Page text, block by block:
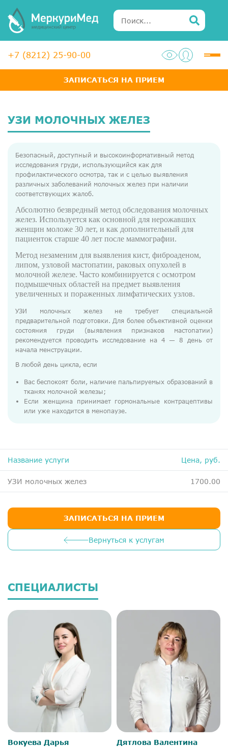
+7 (8212) 25-90-00
ЗАПИСАТЬСЯ НА ПРИЕМ
Услуги
Диагностика
ЛОР-центр
Анализы
О компании
Новости
УЗИ МОЛОЧНЫХ ЖЕЛЕЗ
Безопасный, доступный и высокоинформативный метод
исследования груди, использующийся как для
профилактического осмотра, так и с целью выявления
различных заболеваний молочных желез при наличии
соответствующих жалоб.
Абсолютно безвредный метод обследования молочных
желез. Используется как основной для нерожавших
женщин моложе 30 лет, и как дополнительный для
пациенток старше 40 лет после маммографии.
Метод незаменим для выявления кист, фиброаденом,
липом, узловой мастопатии, раковых опухолей в
молочной железе. Часто комбинируется с осмотром
подмышечных областей на предмет выявления
увеличенных и пораженных лимфатических узлов.
УЗИ молочных желез не требует специальной
предварительной подготовки. Для более объективной оценки
состояния груди (выявления признаков мастопатии)
рекомендуется проводить исследование на 4 — 8 день от
начала менструации.
В любой день цикла, если
Вас беспокоят боли, наличие пальпируемых образований в
тканях молочной железы;
Если женщина принимает гормональные контрацептивы
или уже находится в менопаузе.
Название услуги Цена, руб.
УЗИ молочных желез 1700.00
Вернуться к услугам
ЗАПИСАТЬСЯ НА ПРИЕМ
СПЕЦИАЛИСТЫ
Вокуева Дарья
Дятлова Валентина